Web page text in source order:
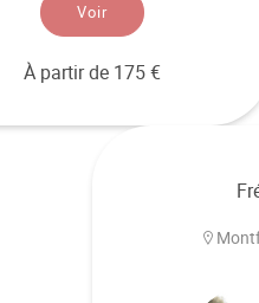
Voir
À partir de 175 €